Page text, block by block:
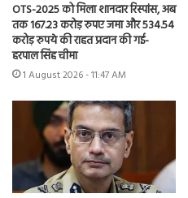
OTS-2025 को मिला शानदार रिस्पांस, अब
तक 167.23 करोड़ रुपए जमा और 534.54
करोड़ रुपये की राहत प्रदान की गई-
हरपाल सिंह चीमा
1 August 2026 - 11:47 AM